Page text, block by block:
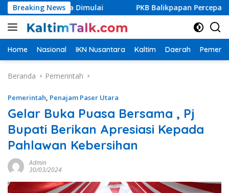
Langsung
ke
konten
Breaking News
Segera Dimulai PKB Balikpapan Percepat
Home Nasional IKN Nusantara Kaltim Daerah
Beranda Pemerintah
Pemerintah, Penajam Paser Utara
Gelar Buka Puasa Bersama , Pj
Bupati Berikan Apresiasi Kepada
Pahlawan Kebersihan
Admin
30/03/2024